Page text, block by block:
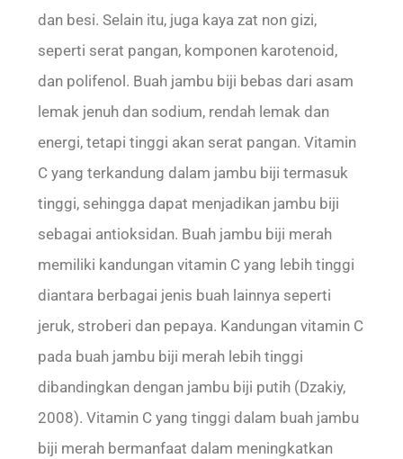
dan besi. Selain itu, juga kaya zat non gizi,
seperti serat pangan, komponen karotenoid,
dan polifenol. Buah jambu biji bebas dari asam
lemak jenuh dan sodium, rendah lemak dan
energi, tetapi tinggi akan serat pangan. Vitamin
C yang terkandung dalam jambu biji termasuk
tinggi, sehingga dapat menjadikan jambu biji
sebagai antioksidan. Buah jambu biji merah
memiliki kandungan vitamin C yang lebih tinggi
diantara berbagai jenis buah lainnya seperti
jeruk, stroberi dan pepaya. Kandungan vitamin C
pada buah jambu biji merah lebih tinggi
dibandingkan dengan jambu biji putih (Dzakiy,
2008). Vitamin C yang tinggi dalam buah jambu
biji merah bermanfaat dalam meningkatkan